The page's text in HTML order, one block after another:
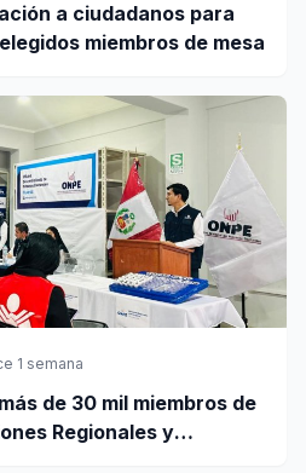
a ciudadanos para
miembros de mesa
1 semana
de 30 mil miembros de
Regionales y